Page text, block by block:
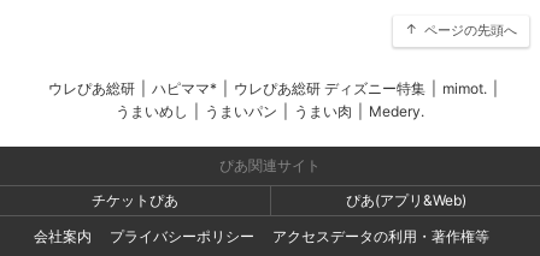
ページの先頭へ
ウレぴあ総研 ハピママ* ウレぴあ総研 ディズニー特集 mimot.
うまいめし
うまいパン うまい肉 Medery.
ぴあ関連サイト
チケットぴあ
ぴあ(アプリ&Web)
会社案内
プライバシーポリシー アクセスデータの利用・著作権等